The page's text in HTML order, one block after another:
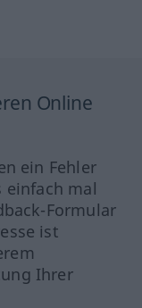
Online
ein Fehler
einfach mal
Formular
ist
Ihrer